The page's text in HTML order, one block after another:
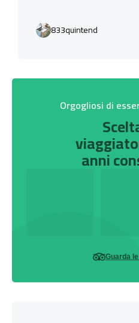
833quintend
Orgogliosi di
anni
Guarda